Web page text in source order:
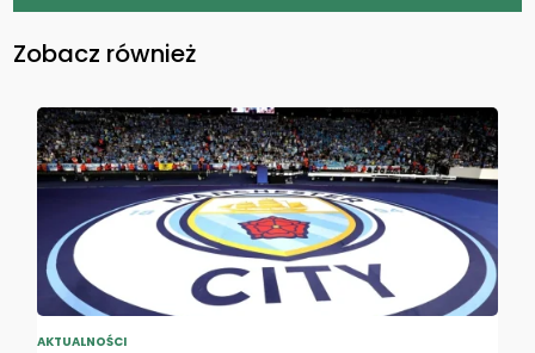
Zobacz również
AKTUALNOŚCI